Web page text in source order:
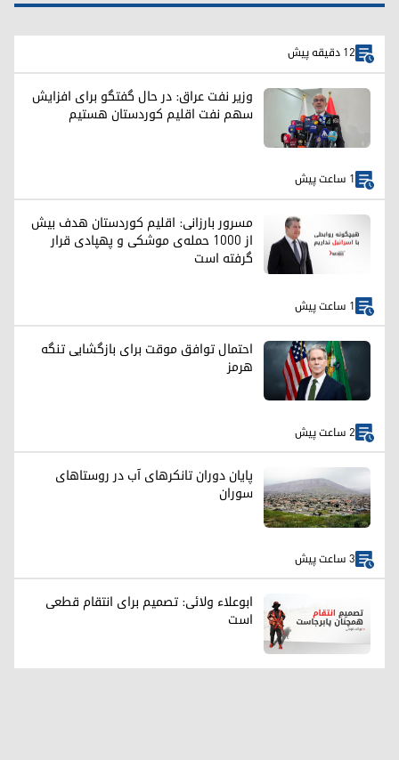
12 دقیقه پیش
وزیر نفت عراق: در حال گفتگو برای افزایش
سهم نفت اقلیم کوردستان هستیم
1 ساعت پیش
مسرور بارزانی: اقلیم کوردستان هدف بیش
از ۱۰۰۰ حمله‌ی موشکی و پهپادی قرار
گرفته است
1 ساعت پیش
احتمال توافق موقت برای بازگشایی تنگه
هرمز
2 ساعت پیش
پایان دوران تانکرهای آب در روستاهای
سوران
3 ساعت پیش
ابوعلاء ولائی: تصمیم برای انتقام قطعی
است